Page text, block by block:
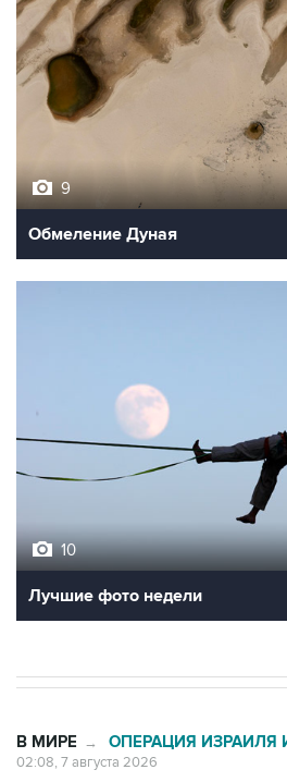
9
Обмеление Дуная
10
Лучшие фото недели
В МИРЕ → ОПЕРАЦИЯ ИЗРАИЛЯ
02:08, 7 августа 2026